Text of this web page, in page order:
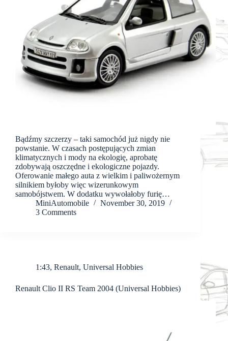
Bądźmy szczerzy – taki samochód już nigdy nie
powstanie. W czasach postępujących zmian
klimatycznych i mody na ekologię, aprobatę
zdobywają oszczędne i ekologiczne pojazdy.
Oferowanie małego auta z wielkim i paliwożernym
silnikiem byłoby więc wizerunkowym
samobójstwem. W dodatku wywołałoby furię…
MiniAutomobile
November 30, 2019
3 Comments
1:43, Renault, Universal Hobbies
Renault Clio II RS Team 2004 (Universal Hobbies)